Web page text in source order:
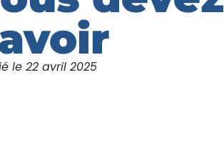
le 22 avril 2025